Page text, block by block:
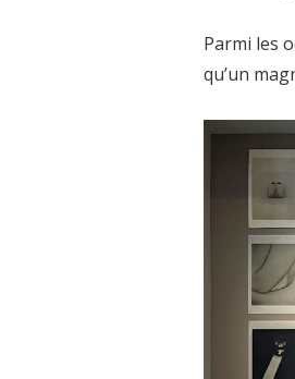
Parmi les
qu’un